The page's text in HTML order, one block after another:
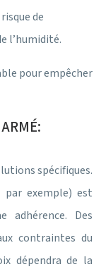
de
l’humidité.
pour empêcher
spécifiques.
par exemple) est
adhérence. Des
contraintes du
dépendra de la